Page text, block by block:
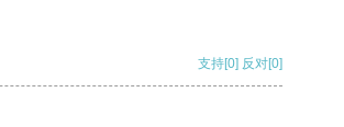
支持[0] 反对[0]